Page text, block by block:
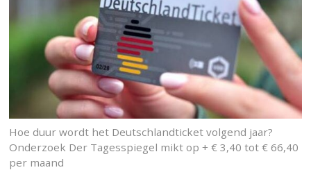
Hoe duur wordt het Deutschlandticket volgend jaar?
Onderzoek Der Tagesspiegel mikt op + € 3,40 tot € 66,40
per maand